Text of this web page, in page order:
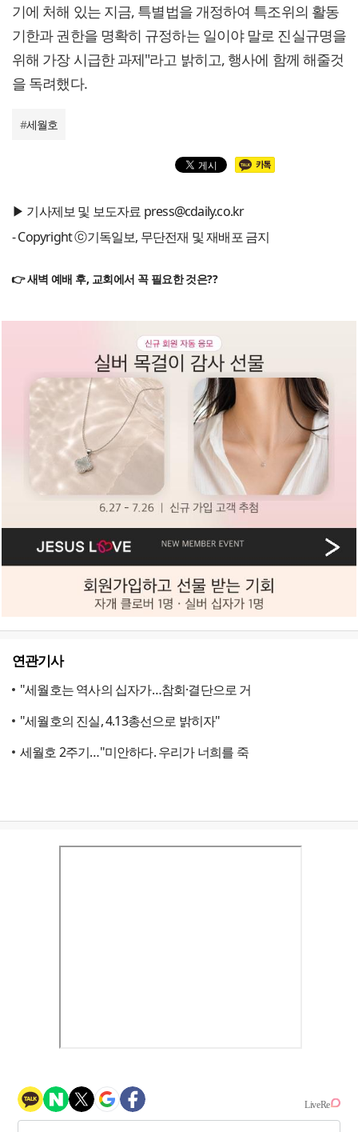
기에 처해 있는 지금, 특별법을 개정하여 특조위의 활동
기한과 권한을 명확히 규정하는 일이야 말로 진실규명을
위해 가장 시급한 과제"라고 밝히고, 행사에 함께 해줄것
을 독려했다.
#세월호
▶ 기사제보 및 보도자료 press@cdaily.co.kr
- Copyright ⓒ기독일보, 무단전재 및 재배포 금지
👉 새벽 예배 후, 교회에서 꼭 필요한 것은??
연관기사
"세월호는 역사의 십자가…참회·결단으로 거
"세월호의 진실, 4.13총선으로 밝히자"
세월호 2주기…"미안하다. 우리가 너희를 죽